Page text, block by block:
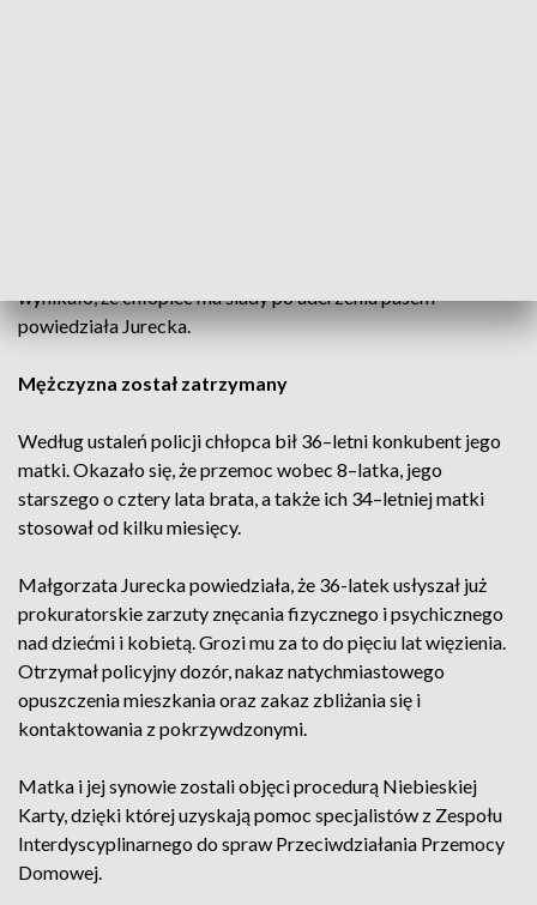
wynikało, że chłopiec ma ślady po uderzeniu pasem” –
powiedziała Jurecka.
Mężczyzna został zatrzymany
Według ustaleń policji chłopca bił 36–letni konkubent jego
matki. Okazało się, że przemoc wobec 8–latka, jego
starszego o cztery lata brata, a także ich 34–letniej matki
stosował od kilku miesięcy.
Małgorzata Jurecka powiedziała, że 36-latek usłyszał już
prokuratorskie zarzuty znęcania fizycznego i psychicznego
nad dziećmi i kobietą. Grozi mu za to do pięciu lat więzienia.
Otrzymał policyjny dozór, nakaz natychmiastowego
opuszczenia mieszkania oraz zakaz zbliżania się i
kontaktowania z pokrzywdzonymi.
Matka i jej synowie zostali objęci procedurą Niebieskiej
Karty, dzięki której uzyskają pomoc specjalistów z Zespołu
Interdyscyplinarnego do spraw Przeciwdziałania Przemocy
Domowej.